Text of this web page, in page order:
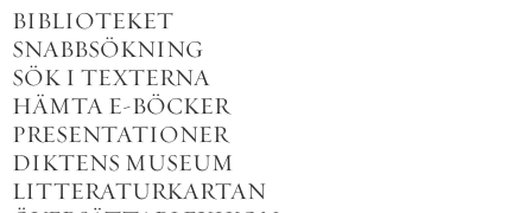
BIBLIOTEKET
SNABBSÖKNING
SÖK I TEXTERNA
HÄMTA E-BÖCKER
PRESENTATIONER
DIKTENS MUSEUM
LITTERATURKARTAN